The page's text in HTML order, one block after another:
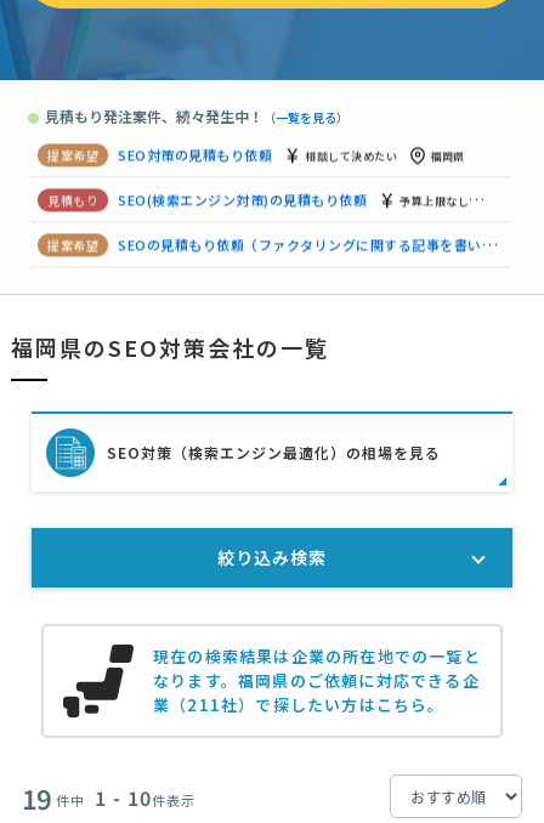
● 見積もり発注案件、続々発生中！ （一覧を見る）
【内部対策と外部対策】SEO対策の見積もり依頼 月2万円まで
【SEO対策】の見積もり依頼 月5万円まで
SEO対策の見積もり依頼 相談して決めたい 福岡県
SEO(検索エンジン対策)の見積もり依頼 予算上限なし
SEOの見積もり依頼（ファクタリングに関する記事を書いて頂きたい）
【内部対策と外部対策】SEO対策の見積もり依頼
【SEO対策】の見積もり依頼
福岡県のSEO対策会社の一覧
現在の検索結果は企業の所在地での一覧と
なります。福岡県のご依頼に対応できる企
業（211社）で探したい方はこちら。
19 件中 1 - 10件表示
SEO対策（検索エンジン最適化）の相場を見る
絞り込み検索